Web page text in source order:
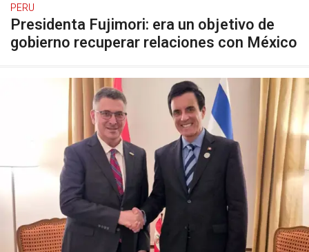
PERU
Presidenta Fujimori: era un objetivo de
gobierno recuperar relaciones con México